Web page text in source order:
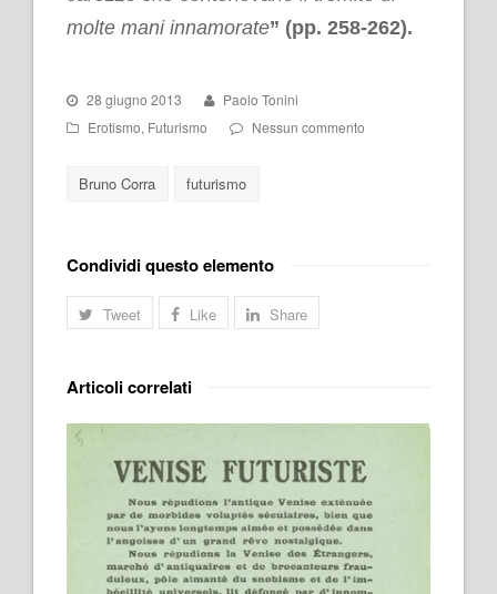
molte mani innamorate” (pp. 258-262).
28 giugno 2013
Paolo Tonini
Erotismo, Futurismo Nessun commento
Bruno Corra futurismo
Condividi questo elemento
Tweet Like Share
Articoli correlati